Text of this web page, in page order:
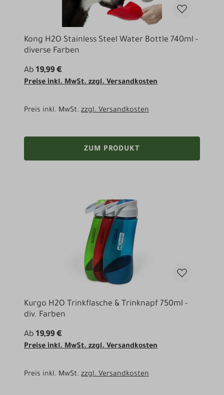
Kong H2O Stainless Steel Water Bottle 740ml -
diverse Farben
Ab 19,99 €
Preise inkl. MwSt. zzgl. Versandkosten
Preis inkl. MwSt. zzgl. Versandkosten
ZUM PRODUKT
Kurgo H2O Trinkflasche & Trinknapf 750ml -
div. Farben
Ab 19,99 €
Preise inkl. MwSt. zzgl. Versandkosten
Preis inkl. MwSt. zzgl. Versandkosten